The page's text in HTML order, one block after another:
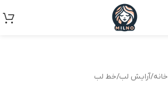
خانه/آرایش لب/خط لب